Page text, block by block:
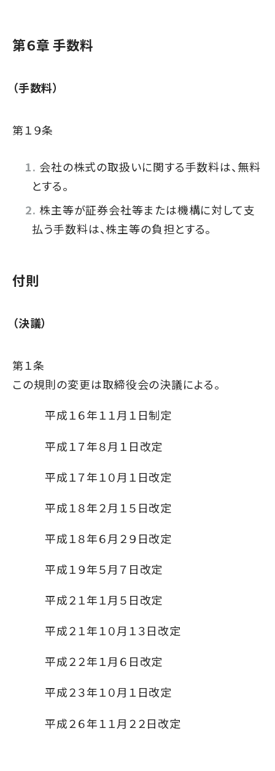
第６章 手数料
（手数料）
第１９条
会社の株式の取扱いに関する手数料は、無料
とする。
株主等が証券会社等または機構に対して支
払う手数料は、株主等の負担とする。
付則
（決議）
第１条
この規則の変更は取締役会の決議による。
平成１６年１１月１日制定
平成１７年８月１日改定
平成１７年１０月１日改定
平成１８年２月１５日改定
平成１８年６月２９日改定
平成１９年５月７日改定
平成２１年１月５日改定
平成２１年１０月１３日改定
平成２２年１月６日改定
平成２３年１０月１日改定
平成２６年１１月２２日改定